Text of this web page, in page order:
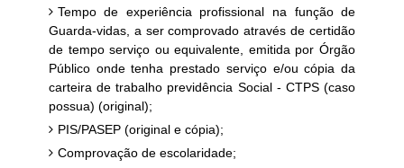
Tempo de experiência profissional na função de
Guarda-vidas, a ser comprovado através de certidão
de tempo serviço ou equivalente, emitida por Órgão
Público onde tenha prestado serviço e/ou cópia da
carteira de trabalho previdência Social - CTPS (caso
possua) (original);
PIS/PASEP (original e cópia);
Comprovação de escolaridade;